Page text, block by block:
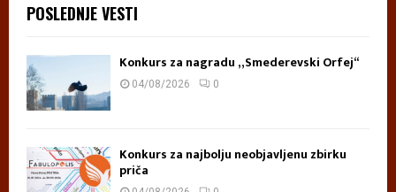
POSLEDNJE VESTI
Konkurs za nagradu „Smederevski Orfej“
04/08/2026 0
Konkurs za najbolju neobjavljenu zbirku
priča